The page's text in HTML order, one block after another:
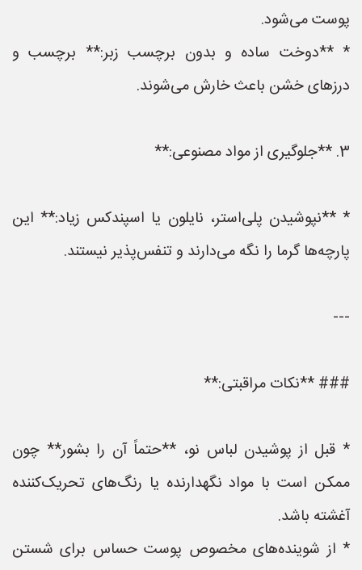
پوست می‌شود.
* **دوخت ساده و بدون برچسب زبر:** برچسب و
درزهای خشن باعث خارش می‌شوند.
3. **جلوگیری از مواد مصنوعی:**
* **نپوشیدن پلی‌استر، نایلون یا اسپندکس زیاد:** این
پارچه‌ها گرما را نگه می‌دارند و تنفس‌پذیر نیستند.
---
### **نکات مراقبتی:**
* قبل از پوشیدن لباس نو، **حتماً آن را بشور** چون
ممکن است با مواد نگهدارنده یا رنگ‌های تحریک‌کننده
آغشته باشد.
* از شوینده‌های مخصوص پوست حساس برای شستن